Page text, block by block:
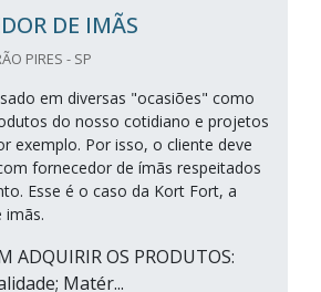
DE IMÃS
PIRES - SP
em diversas "ocasiões" como
do nosso cotidiano e projetos
exemplo. Por isso, o cliente deve
fornecedor de ímãs respeitados
Esse é o caso da Kort Fort, a
imãs.
ADQUIRIR OS PRODUTOS:
Matér...